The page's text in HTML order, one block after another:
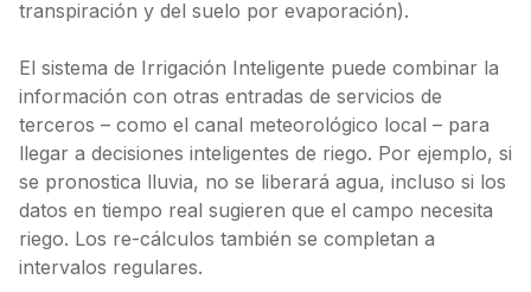
transpiración y del suelo por evaporación).
El sistema de Irrigación Inteligente puede combinar la
información con otras entradas de servicios de
terceros – como el canal meteorológico local – para
llegar a decisiones inteligentes de riego. Por ejemplo, si
se pronostica lluvia, no se liberará agua, incluso si los
datos en tiempo real sugieren que el campo necesita
riego. Los re-cálculos también se completan a
intervalos regulares.